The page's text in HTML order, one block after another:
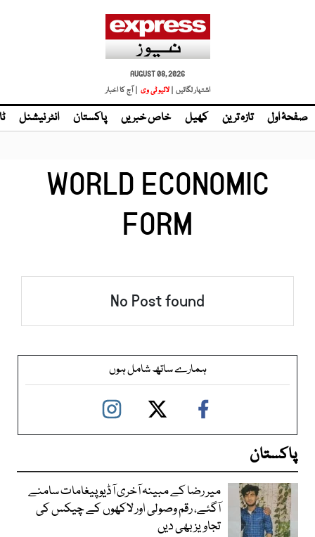
AUGUST 08, 2026
اشتہار لگائیں |
| آج کا اخبار
صفحۂ اول تازہ ترین کھیل خاص خبریں پاکستان انٹر نیشنل
WORLD ECONOMIC
FORM
No Post found
ہمارے ساتھ شامل ہوں
پاکستان
میر رضا کے مبینہ آخری آڈیو پیغامات سامنے
آگئے، رقم وصولی اور لاکھوں کے چیکس کی
تجاویز بھی دیں